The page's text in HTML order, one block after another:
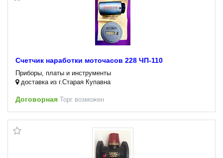
Счетчик наработки моточасов 228 ЧП-110
Приборы, платы и инструменты
доставка из г.Старая Купавна
Договорная Торг возможен